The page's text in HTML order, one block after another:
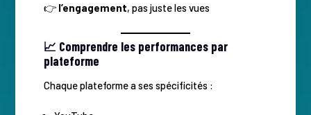
👉 l’engagement, pas juste les vues
📈 Comprendre les performances par
plateforme
Chaque plateforme a ses spécificités :